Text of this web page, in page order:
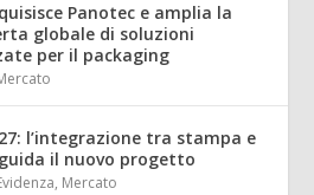
Panotec e amplia la
globale di soluzioni
per il packaging
l’integrazione tra stampa e
il nuovo progetto
, Mercato